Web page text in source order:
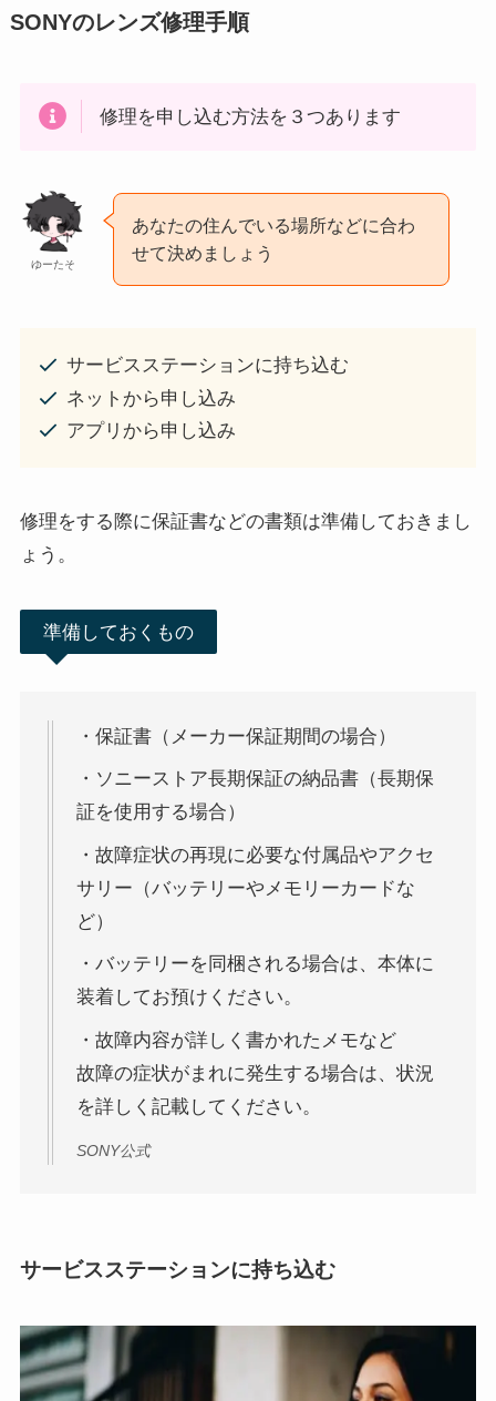
SONYのレンズ修理手順
修理を申し込む方法を３つあります
ゆーたそ
あなたの住んでいる場所などに合わ
せて決めましょう
サービスステーションに持ち込む
ネットから申し込み
アプリから申し込み
修理をする際に保証書などの書類は準備しておきまし
ょう。
準備しておくもの
・保証書（メーカー保証期間の場合）
・ソニーストア長期保証の納品書（長期保
証を使用する場合）
・故障症状の再現に必要な付属品やアクセ
サリー（バッテリーやメモリーカードな
ど）
・バッテリーを同梱される場合は、本体に
装着してお預けください。
・故障内容が詳しく書かれたメモなど
故障の症状がまれに発生する場合は、状況
を詳しく記載してください。
SONY公式
サービスステーションに持ち込む